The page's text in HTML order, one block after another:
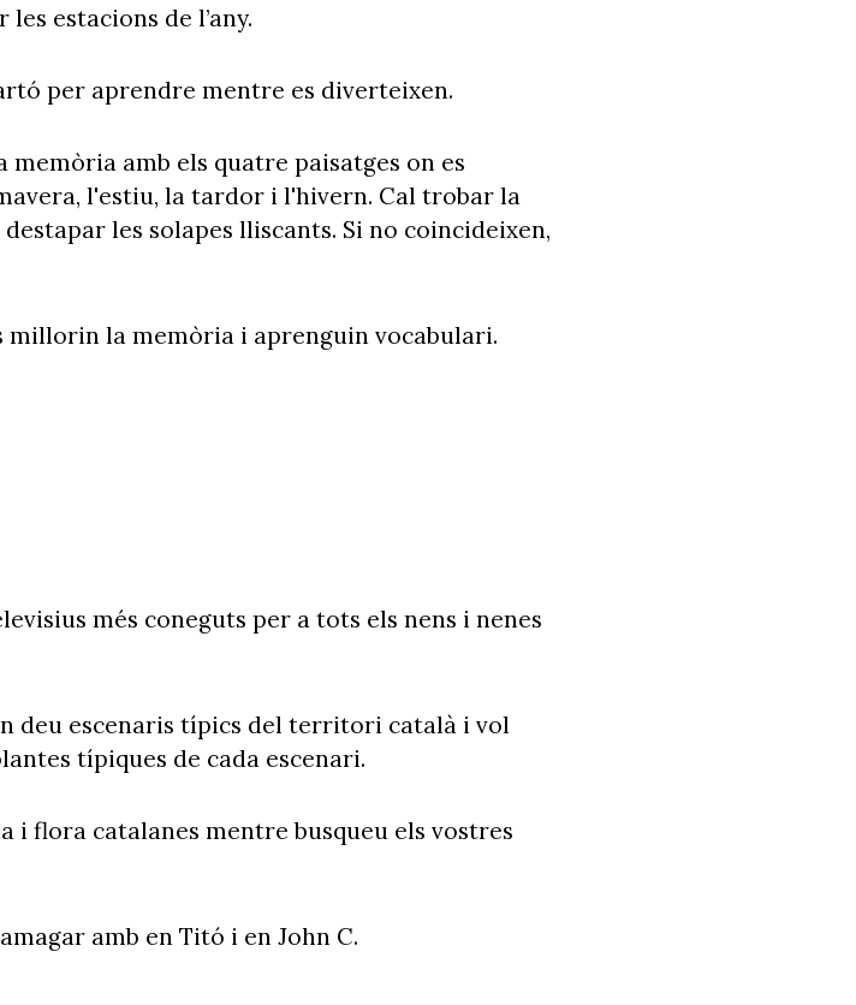
estacions de l’any.
per aprendre mentre es diverteixen.
amb els quatre paisatges on es
l'estiu, la tardor i l'hivern. Cal trobar la
les solapes lliscants. Si no coincideixen,
la memòria i aprenguin vocabulari.
més coneguts per a tots els nens i nenes
deu escenaris típics del territori català i vol
típiques de cada escenari.
i flora catalanes mentre busqueu els vostres
amb en Titó i en John C.